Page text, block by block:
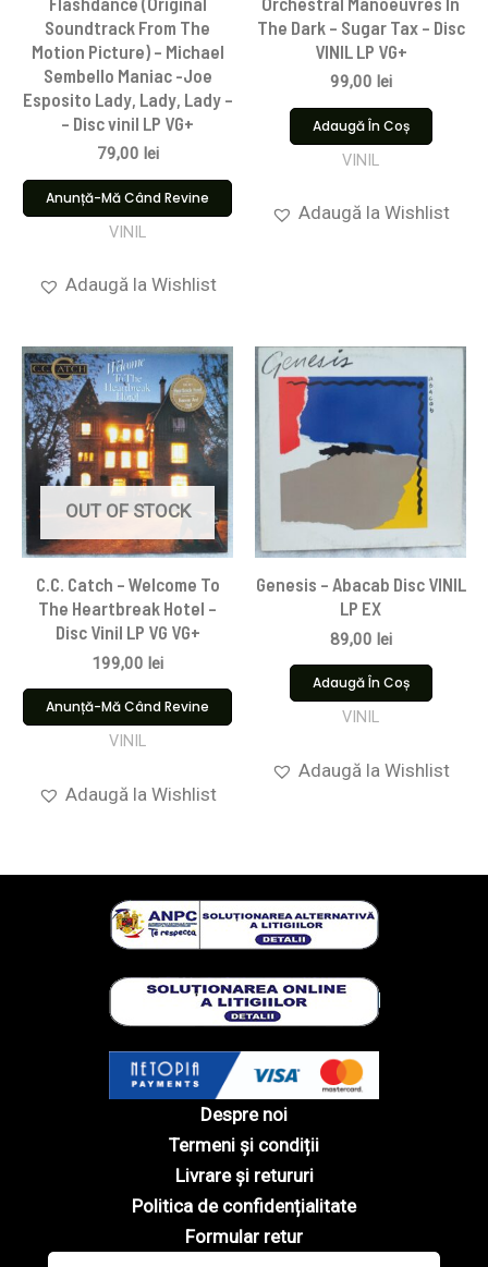
Soundtrack From The
Motion Picture) – Michael
Sembello Maniac -Joe
Esposito Lady, Lady, Lady –
– Disc vinil LP VG+
79,00 lei
Anunță-Mă Când Revine
VINIL
Adaugă la Wishlist
The Dark – Sugar Tax – Disc
VINIL LP VG+
99,00 lei
Adaugă În Coș
VINIL
Adaugă la Wishlist
OUT OF STOCK
C.C. Catch – Welcome To
The Heartbreak Hotel –
Disc Vinil LP VG VG+
199,00 lei
Anunță-Mă Când Revine
VINIL
Adaugă la Wishlist
Genesis – Abacab Disc VINIL
LP EX
89,00 lei
Adaugă În Coș
VINIL
Adaugă la Wishlist
Despre noi
Termeni și condiții
Livrare și retururi
Politica de confidențialitate
Formular retur